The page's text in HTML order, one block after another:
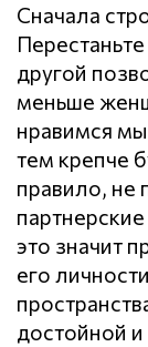
Сначала
другой
меньше
нравимся
тем крепче
правило, не
это значит
его
достойной